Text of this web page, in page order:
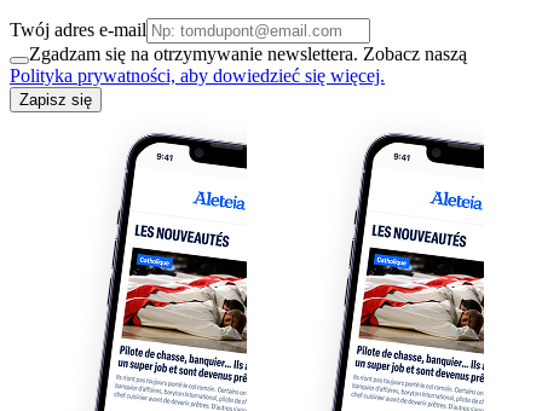
Twój adres e-mail
Zgadzam się na otrzymywanie newslettera. Zobacz naszą
Polityka prywatności, aby dowiedzieć się więcej.
Zapisz się